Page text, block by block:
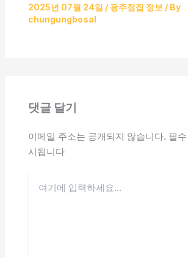
2025년 07월 24일 / 광주점집 정보 / By
chungungbosal
댓글 달기
이메일 주소는 공개되지 않습니다. 필
시됩니다